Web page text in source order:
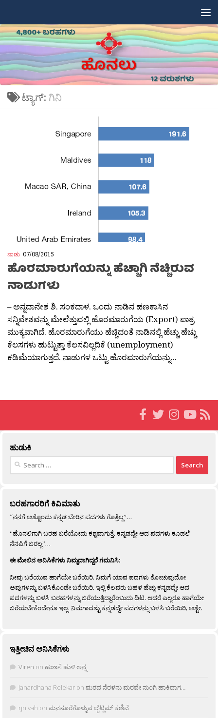
ಟ್ಯಾಗ್: ಗಿನಿ
ನಾಡು 07/08/2015
ಹೊರಮಾರುಗೆಯನ್ನು ಹೆಚ್ಚಾಗಿ ನೆಚ್ಚಿರುವ
ನಾಡುಗಳು
– ಅನ್ನದಾನೇಶ ಶಿ. ಸಂಕದಾಳ. ಒಂದು ನಾಡಿನ ಹಣಕಾಸಿನ
ಸನ್ನಿವೇಶವನ್ನು ಮೇಲೆತ್ತುವಲ್ಲಿ ಹೊರಮಾರುಗೆಯ (Export) ಪಾತ್ರ
ಮುಕ್ಯವಾಗಿದೆ. ಹೊರಮಾರುಗೆಯು ಹೆಚ್ಚಿದಂತೆ ನಾಡಿನಲ್ಲಿ ಹೆಚ್ಚು ಹೆಚ್ಚು
ಕೆಲಸಗಳು ಹುಟ್ಟುತ್ತಾ ಕೆಲಸವಿಲ್ಲದಿಕೆ (unemployment)
ಕಡಿಮೆಯಾಗುತ್ತದೆ. ನಾಡುಗಳ ಒಟ್ಟು ಹೊರಮಾರುಗೆಯನ್ನು...
ಹುಡುಕಿ
Search
ಬರಹಗಾರರಿಗೆ ಕಿವಿಮಾತು
“ನನಗೆ ಅಶ್ಟೊಂದು ಕನ್ನಡ ಬೇರಿನ ಪದಗಳು ಗೊತ್ತಿಲ್ಲ”…
“ಹೊನಲಿಗಾಗಿ ಬರಹ ಬರೆಯೋದು ಕಶ್ಟವಾಗುತ್ತೆ. ಕನ್ನಡದ್ದೇ ಆದ ಪದಗಳು ಕೂಡಲೆ
ನೆನಪಿಗೆ ಬರಲ್ಲ”…
ಈ ಮೇಲಿನ ಅನಿಸಿಕೆಗಳು ನಿಮ್ಮದಾಗಿದ್ದರೆ ಗಮನಿಸಿ:
ನೀವು ಬರೆಯುವ ಹಾಗೆಯೇ ಬರೆಯಿರಿ. ನಿಮಗೆ ಯಾವ ಪದಗಳು ತೋಚುವುದೋ
ಅವುಗಳನ್ನು ಬಳಸಿಕೊಂಡೇ ಬರೆಯಿರಿ. ಇಲ್ಲಿ ಕೆಲವರು ಬಹಳ ಹೆಚ್ಚು ಕನ್ನಡದ್ದೇ ಆದ
ಪದಗಳನ್ನು ಬಳಸಿ ಬರಹಗಳನ್ನು ಬರೆಯುತ್ತಿದ್ದಾರೆಂಬುದು ದಿಟ. ಆದರೆ ಎಲ್ಲರೂ ಹಾಗೆಯೇ
ಬರೆಯಬೇಕೆಂದೇನೂ ಇಲ್ಲ. ನಿಮಗಾದಶ್ಟು ಕನ್ನಡದ್ದೇ ಪದಗಳನ್ನು ಬಳಸಿ ಬರೆಯಿರಿ, ಅಶ್ಟೇ.
ಇತ್ತೀಚಿನ ಅನಿಸಿಕೆಗಳು
Viren on ಹುಣಸೆ ಹುಳಿ ಅನ್ನ
Janardhana Relekar on ಮರದ ನೆರಳನು ಮರವೇ ನುಂಗಿ ಹಾಕಿದಾಗ…
rjnivah on ಮನಸೂರೆಗೊಳ್ಳುವ ಲೈಟ್ಲಮ್ ಕಣಿವೆ